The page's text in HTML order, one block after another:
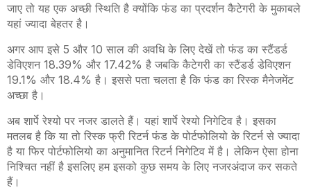
जाए तो यह एक अच्छी स्थिति है क्योंकि फंड का प्रदर्शन कैटेगरी के मुकाबले
यहां ज्यादा बेहतर है।
अगर आप इसे 5 और 10 साल की अवधि के लिए देखें तो फंड का स्टैंडर्ड
डेविएशन 18.39% और 17.42% है जबकि कैटेगरी का स्टैंडर्ड डेविएशन
19.1% और 18.4% है। इससे पता चलता है कि फंड का रिस्क मैनेजमेंट
अच्छा है।
अब शार्पे रेश्यो पर नजर डालते हैं। यहां शार्पे रेश्यो निगेटिव है। इसका
मतलब है कि या तो रिस्क फ्री रिटर्न फंड के पोर्टफोलियो के रिटर्न से ज्यादा
है या फिर पोर्टफोलियो का अनुमानित रिटर्न निगेटिव में है। लेकिन ऐसा होना
निश्चित नहीं है इसलिए हम इसको कुछ समय के लिए नजरअंदाज कर सकते
हैं।